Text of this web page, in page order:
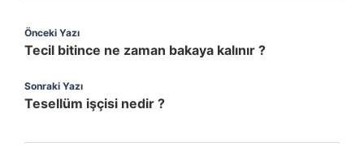
Önceki Yazı
Tecil bitince ne zaman bakaya kalınır ?
Sonraki Yazı
Tesellüm işçisi nedir ?